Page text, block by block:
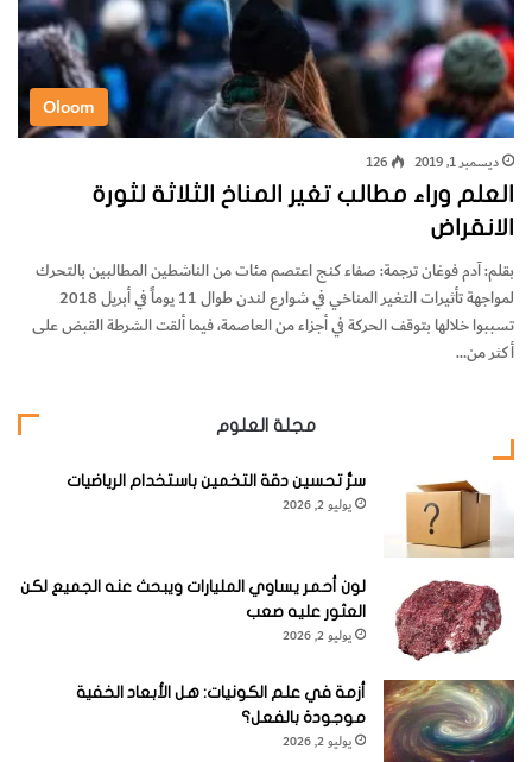
Oloom
ديسمبر 1, 2019 126
العلم وراء مطالب تغير المناخ الثلاثة لثورة
الانقراض
بقلم: آدم فوغان ترجمة: صفاء كنج اعتصم مئات من الناشطين المطالبين بالتحرك
لمواجهة تأثيرات التغير المناخي في شوارع لندن طوال 11 يوماً في أبريل 2018
تسببوا خلالها بتوقف الحركة في أجزاء من العاصمة، فيما ألقت الشرطة القبض على
أكثر من…
مجلة العلوم
سرُّ تحسين دقة التخمين باستخدام الرياضيات
يوليو 2, 2026
لون أحمر يساوي المليارات ويبحث عنه الجميع لكن
العثور عليه صعب
يوليو 2, 2026
أزمة في علم الكونيات: هل الأبعاد الخفية
موجودة بالفعل؟
يوليو 2, 2026